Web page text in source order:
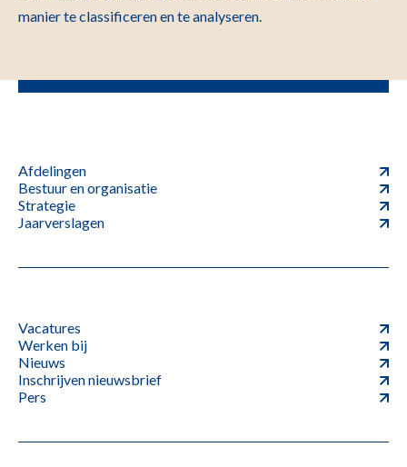
manier te classificeren en te analyseren.
Afdelingen
Bestuur en organisatie
Strategie
Jaarverslagen
Vacatures
Werken bij
Nieuws
Inschrijven nieuwsbrief
Pers